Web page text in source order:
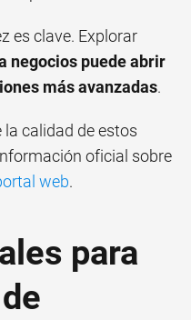
es clave. Explorar
negocios puede abrir
más avanzadas.
calidad de estos
oficial sobre
web.
para